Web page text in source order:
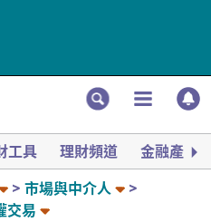
工具 理財頻道 金融產品
市場與中介人
交易